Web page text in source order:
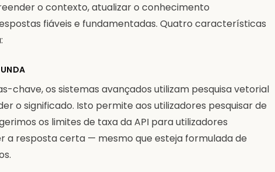
o contexto, atualizar o conhecimento
fiáveis e fundamentadas. Quatro características
chave, os sistemas avançados utilizam pesquisa vetorial
o significado. Isto permite aos utilizadores pesquisar de
os limites de taxa da API para utilizadores
a resposta certa — mesmo que esteja formulada de